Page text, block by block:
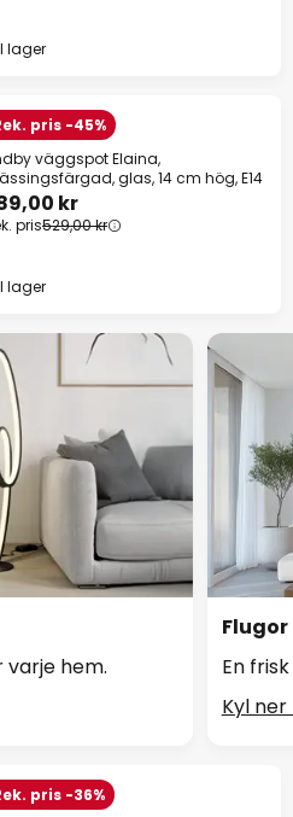
I lager
pris -45%
väggspot Elaina,
glas, 14 cm hög, E14
kr
pris529,00 kr
I lager
hem.
En
Kyl ner
pris -36%